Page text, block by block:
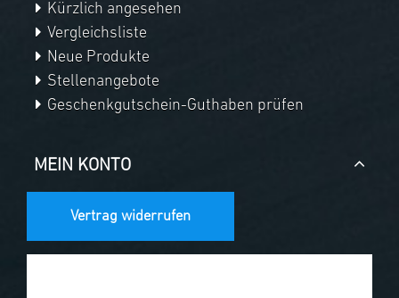
Kürzlich angesehen
Vergleichsliste
Neue Produkte
Stellenangebote
Geschenkgutschein-Guthaben prüfen
MEIN KONTO
Vertrag widerrufen